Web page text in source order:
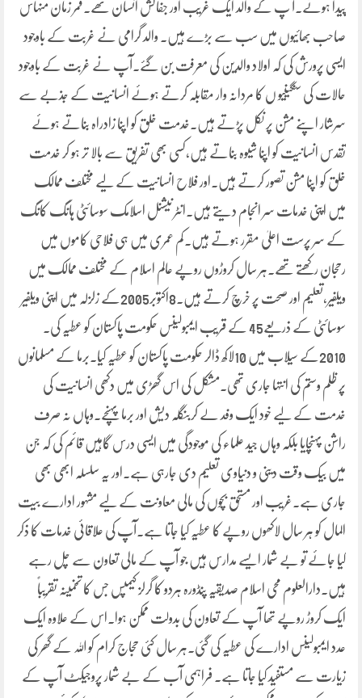
پیدا ہوئے۔آ پ کے والد ایک غریب اور جفاکش انسان تھے۔قمر زمان منہاس
صاحب بھائیوں میں سب سے بڑے ہیں۔ والد گرامی نے غربت کے باوجود
ایسی پرورش کی کہ اولاد والدین کی معرفت بن گئے۔آپ نے غربت کے باوجود
حالات کی سنگینیو ں کا مردانہ وار مقابلہ کرتے ہوئے انسانیت کے جذبے سے
سرشار اپنے مشن پر نکل پڑتے ہیں۔خدمت خلق کو اپنا زادراہ بناتے ہوئے
تقدس انسانیت کو اپنا شیوہ بناتے ہیں،کسی بھی تفریق سے بالا تر ہو کر خدمت
خلق کو اپنا مشن تصور کرتے ہیں۔اور فلاح انسانیت کے لیے مختلف ممالک
میں اپنی خدمات سر انجام دیتے ہیں۔انٹر نیشنل اسلامک سوسائٹی ہانگ کانگ
کے سر پرست اعلیٰ مقرر ہوتے ہیں۔کم عمری میں ہی فلاحی کاموں میں
رحجان رکھتے تھے۔ہر سال کروڑوں روپے عالم اسلام کے مختلف ممالک میں
ویلفیر،تعلیم اور صحت پر خرچ کرتے ہیں۔8اکتوبر2005کے زلزلہ میں اپنی ویلفیر
سوسائٹی کے ذریعے45 کے قریب ایمبولینس حکومت پاکستان کو عطیہ کی۔
2010کے سیلاب میں 10لاکھ ڈالر حکومت پاکستان کو عطیہ کیا۔برما کے مسلمانوں
پر ظلم وستم کی انتہا جاری تھی۔مشکل کی اس گھڑی میں دکھی انسانیت کی
خدمت کے لیے خود ایک وفد لے کربنگلہ دیش اور برما پہنچے۔وہاں نہ صرف
راشن پہنچایا بلکہ وہاں جید علماء کی موجودگی میں ایسی درس گاہیں قائم کی کہ جن
میں بیک وقت دینی و دنیاوی تعلیم دی جارہی ہے۔اور یہ سلسلہ ابھی بھی
جاری ہے۔غریب اور مستحق بچوں کی مالی معاونت کے لیے مشہور ادارے بیت
المال کو ہر سال لاکھوں روپے کا عطیہ کیا جاتا ہے۔آپ کی علاقائی خدمات کا ذکر
کیا جائے تو بے شمار ایسے مدارس ہیں جو آپ کے مالی تعاون سے چل رہے
ہیں۔دارالعلوم محی اسلام صدیقیہ پنڈورہ ہردو کا گرلز کیمپس جس کا تخمینہ تقریباً
ایک کروڑ روپے تھا آپ کے تعاون کی بدولت ممکن ہوا۔اس کے علاوہ ایک
عدد ایمبولینس ادارے کی عطیہ کی گئی۔ہر سال کئی حجاج کرام کو اللہ کے گھر کی
زیارت سے مستفید کیا جاتا ہے۔ فراہمی آب کے بے شمار پروجیکٹ آپ کے